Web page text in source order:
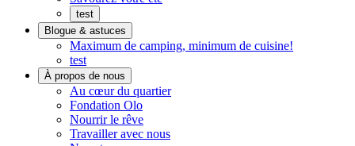
test
Blogue & astuces
Maximum de camping, minimum de cuisine!
test
À propos de nous
Au cœur du quartierOn
Fondation Olo
Nourrir le rêve
Travailler avec nous